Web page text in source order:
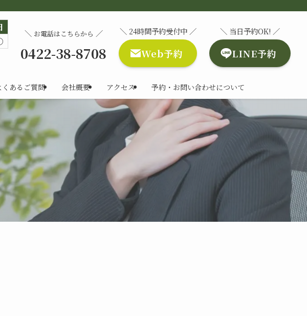
くあるご質問 会社概要 アクセス 予約・お問い合わせについて
＼ お電話はこちらから ／
0422-38-8708
＼ 24時間予約受付中 ／
Web予約
＼ 当日予約OK! ／
LINE予約